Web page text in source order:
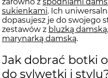
zarówno z spodniami
sukienkami. Ich
dopasujesz je do swojego
zestawów z bluzką damską
marynarką damską.
Jak dobrać botki
do sylwetki i